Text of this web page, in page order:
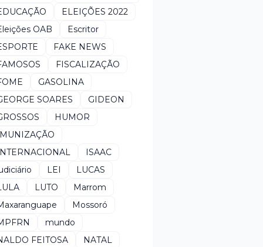
ELEIÇÕES 2022
OAB
Escritor
FAKE NEWS
FISCALIZAÇÃO
GASOLINA
SOARES
GIDEON
HUMOR
ISAAC
LEI
LUCAS
LUTO
Marrom
Mossoró
mundo
FEITOSA
NATAL